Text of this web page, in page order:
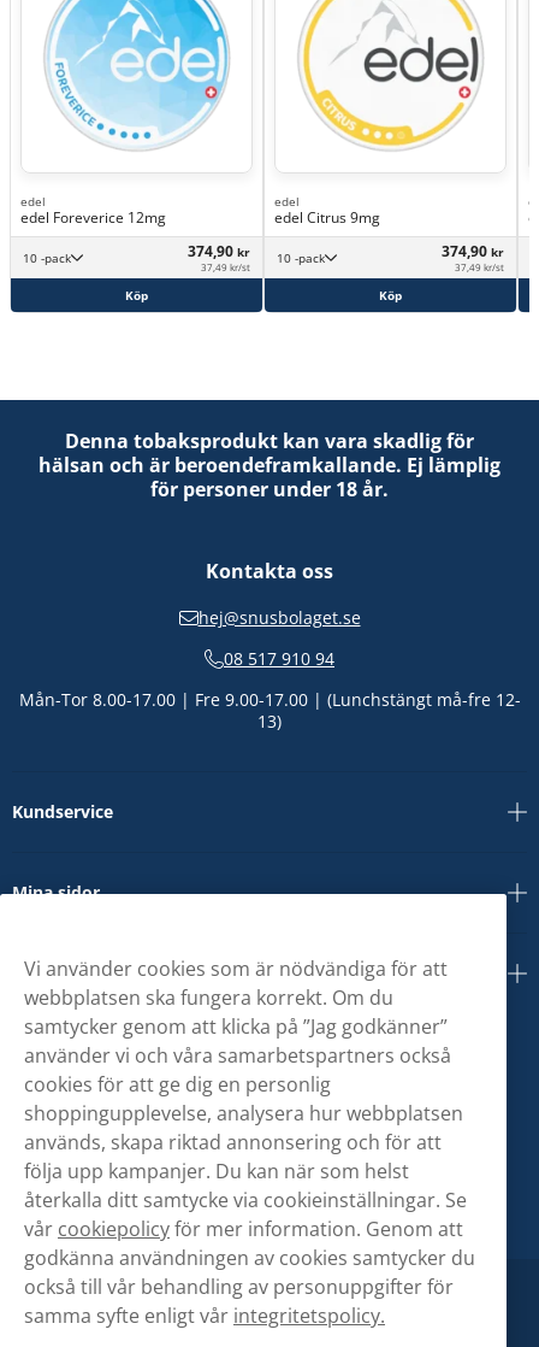
edel
edel Foreverice 12mg
10 -pack 374,90 kr
37,49 kr/st
Köp
edel
edel Citrus 9mg
10 -pack 374,90 kr
37,49 kr/st
Köp
Denna tobaksprodukt kan vara skadlig för
hälsan och är beroendeframkallande. Ej lämplig
för personer under 18 år.
Kontakta oss
hej@snusbolaget.se
08 517 910 94
Mån-Tor 8.00-17.00 | Fre 9.00-17.00 | (Lunchstängt må-fre 12-
13)
Kundservice
Mina sidor
Om oss
Vi använder cookies som är nödvändiga för att
webbplatsen ska fungera korrekt. Om du
samtycker genom att klicka på ”Jag godkänner”
använder vi och våra samarbetspartners också
cookies för att ge dig en personlig
shoppingupplevelse, analysera hur webbplatsen
används, skapa riktad annonsering och för att
följa upp kampanjer. Du kan när som helst
återkalla ditt samtycke via cookieinställningar. Se
vår cookiepolicyför mer information. Genom att
godkänna användningen av cookies samtycker du
också till vår behandling av personuppgifter för
samma syfte enligt vår integritetspolicy.